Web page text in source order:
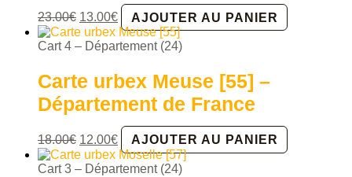
23.00€ Le
prix
initial
23.00€.
13.00€Le
prix
actuel
13.00€.
AJOUTER AU PANIER
Cart 4 – Département (24)
Carte urbex Meuse [55] –
Département de France
18.00€ Le
prix
initial
12.00€Le
prix
actuel
AJOUTER AU PANIER
Cart 3 – Département (24)